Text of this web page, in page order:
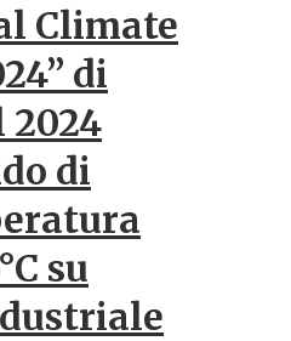
Climate
di
2024
di
su